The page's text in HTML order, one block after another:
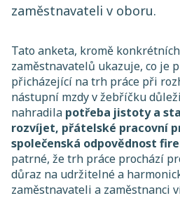
zaměstnavateli v oboru.
Tato anketa, kromě
zaměstnavatelů ukazuje, co je
přicházející na trh práce při
nástupní mzdy v žebříčku
nahradila potřeba jistoty a
rozvíjet, přátelské pracovní
společenská odpovědnost
patrné, že trh práce prochází
důraz na udržitelné a
zaměstnavateli a zaměstnanci